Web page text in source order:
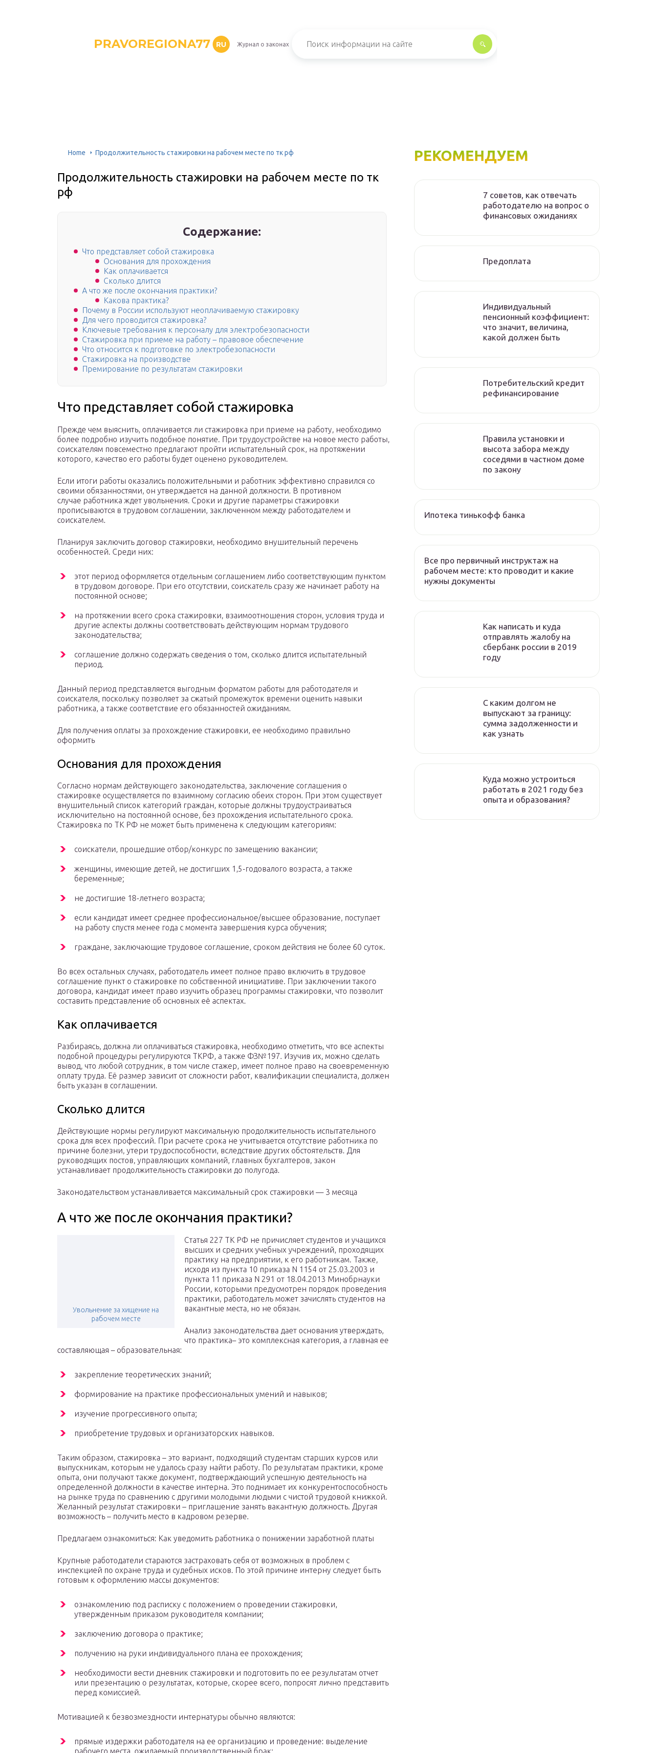
PRAVOREGIONA77 RU Журнал о законах
Home Продолжительность стажировки на рабочем месте по тк рф
Продолжительность стажировки на рабочем месте по тк
рф
Содержание:
Что представляет собой стажировка
Основания для прохождения
Как оплачивается
Сколько длится
А что же после окончания практики?
Какова практика?
Почему в России используют неоплачиваемую стажировку
Для чего проводится стажировка?
Ключевые требования к персоналу для электробезопасности
Стажировка при приеме на работу – правовое обеспечение
Что относится к подготовке по электробезопасности
Стажировка на производстве
Премирование по результатам стажировки
Что представляет собой стажировка
Прежде чем выяснить, оплачивается ли стажировка при приеме на работу, необходимо
более подробно изучить подобное понятие. При трудоустройстве на новое место работы,
соискателям повсеместно предлагают пройти испытательный срок, на протяжении
которого, качество его работы будет оценено руководителем.
Если итоги работы оказались положительными и работник эффективно справился со
своими обязанностями, он утверждается на данной должности. В противном
случае работника ждет увольнения. Сроки и другие параметры стажировки
прописываются в трудовом соглашении, заключенном между работодателем и
соискателем.
Планируя заключить договор стажировки, необходимо внушительный перечень
особенностей. Среди них:
этот период оформляется отдельным соглашением либо соответствующим пунктом
в трудовом договоре. При его отсутствии, соискатель сразу же начинает работу на
постоянной основе;
на протяжении всего срока стажировки, взаимоотношения сторон, условия труда и
другие аспекты должны соответствовать действующим нормам трудового
законодательства;
соглашение должно содержать сведения о том, сколько длится испытательный
период.
Данный период представляется выгодным форматом работы для работодателя и
соискателя, поскольку позволяет за сжатый промежуток времени оценить навыки
работника, а также соответствие его обязанностей ожиданиям.
Для получения оплаты за прохождение стажировки, ее необходимо правильно
оформить
Основания для прохождения
Согласно нормам действующего законодательства, заключение соглашения о
стажировке осуществляется по взаимному согласию обеих сторон. При этом существует
внушительный список категорий граждан, которые должны трудоустраиваться
исключительно на постоянной основе, без прохождения испытательного срока.
Стажировка по ТК РФ не может быть применена к следующим категориям:
соискатели, прошедшие отбор/конкурс по замещению вакансии;
женщины, имеющие детей, не достигших 1,5-годовалого возраста, а также
беременные;
не достигшие 18-летнего возраста;
если кандидат имеет среднее профессиональное/высшее образование, поступает
на работу спустя менее года с момента завершения курса обучения;
граждане, заключающие трудовое соглашение, сроком действия не более 60 суток.
Во всех остальных случаях, работодатель имеет полное право включить в трудовое
соглашение пункт о стажировке по собственной инициативе. При заключении такого
договора, кандидат имеет право изучить образец программы стажировки, что позволит
составить представление об основных её аспектах.
Как оплачивается
Разбираясь, должна ли оплачиваться стажировка, необходимо отметить, что все аспекты
подобной процедуры регулируются ТКРФ, а также ФЗ№197. Изучив их, можно сделать
вывод, что любой сотрудник, в том числе стажер, имеет полное право на своевременную
оплату труда. Её размер зависит от сложности работ, квалификации специалиста, должен
быть указан в соглашении.
Сколько длится
Действующие нормы регулируют максимальную продолжительность испытательного
срока для всех профессий. При расчете срока не учитывается отсутствие работника по
причине болезни, утери трудоспособности, вследствие других обстоятельств. Для
руководящих постов, управляющих компаний, главных бухгалтеров, закон
устанавливает продолжительность стажировки до полугода.
Законодательством устанавливается максимальный срок стажировки — 3 месяца
А что же после окончания практики?
Увольнение за хищение на
рабочем месте
Статья 227 ТК РФ не причисляет студентов и учащихся
высших и средних учебных учреждений, проходящих
практику на предприятии, к его работникам. Также,
исходя из пункта 10 приказа N 1154 от 25.03.2003 и
пункта 11 приказа N 291 от 18.04.2013 Минобрнауки
России, которыми предусмотрен порядок проведения
практики, работодатель может зачислять студентов на
вакантные места, но не обязан.
Анализ законодательства дает основания утверждать,
что практика– это комплексная категория, а главная ее
составляющая – образовательная:
закрепление теоретических знаний;
формирование на практике профессиональных умений и навыков;
изучение прогрессивного опыта;
приобретение трудовых и организаторских навыков.
Таким образом, стажировка – это вариант, подходящий студентам старших курсов или
выпускникам, которым не удалось сразу найти работу. По результатам практики, кроме
опыта, они получают также документ, подтверждающий успешную деятельность на
определенной должности в качестве интерна. Это поднимает их конкурентоспособность
на рынке труда по сравнению с другими молодыми людьми с чистой трудовой книжкой.
Желанный результат стажировки – приглашение занять вакантную должность. Другая
возможность – получить место в кадровом резерве.
Предлагаем ознакомиться: Как уведомить работника о понижении заработной платы
Крупные работодатели стараются застраховать себя от возможных в проблем с
инспекцией по охране труда и судебных исков. По этой причине интерну следует быть
готовым к оформлению массы документов:
ознакомлению под расписку с положением о проведении стажировки,
утвержденным приказом руководителя компании;
заключению договора о практике;
получению на руки индивидуального плана ее прохождения;
необходимости вести дневник стажировки и подготовить по ее результатам отчет
или презентацию о результатах, которые, скорее всего, попросят лично представить
перед комиссией.
Мотивацией к безвозмездности интернатуры обычно являются:
прямые издержки работодателя на ее организацию и проведение: выделение
рабочего места, ожидаемый производственный брак;
РЕКОМЕНДУЕМ
7 советов, как отвечать
работодателю на вопрос о
финансовых ожиданиях
Предоплата
Индивидуальный
пенсионный коэффициент:
что значит, величина,
какой должен быть
Потребительский кредит
рефинансирование
Правила установки и
высота забора между
соседями в частном доме
по закону
Ипотека тинькофф банка
Все про первичный инструктаж на
рабочем месте: кто проводит и какие
нужны документы
Как написать и куда
отправлять жалобу на
сбербанк россии в 2019
году
C каким долгом не
выпускают за границу:
сумма задолженности и
как узнать
Куда можно устроиться
работать в 2021 году без
опыта и образования?